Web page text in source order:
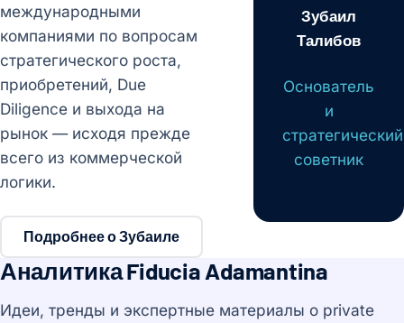
международными
компаниями по вопросам
стратегического роста,
приобретений, Due
Diligence и выхода на
рынок — исходя прежде
всего из коммерческой
логики.
Подробнее о Зубаиле
Зубаил
Талибов
Основатель
и
стратегический
советник
Аналитика Fiducia Adamantina
Идеи, тренды и экспертные материалы о private